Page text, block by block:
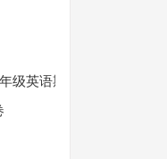
级英语期中试卷